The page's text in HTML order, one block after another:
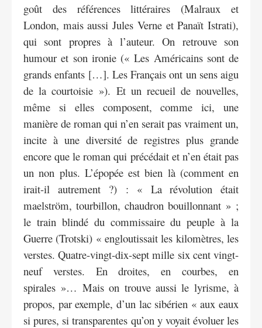
goût des références littéraires (Malraux et
London, mais aussi Jules Verne et Panaït Istrati),
qui sont propres à l’auteur. On retrouve son
humour et son ironie (« Les Américains sont de
grands enfants […]. Les Français ont un sens aigu
de la courtoisie »). Et un recueil de nouvelles,
même si elles composent, comme ici, une
manière de roman qui n’en serait pas vraiment un,
incite à une diversité de registres plus grande
encore que le roman qui précédait et n’en était pas
un non plus. L’épopée est bien là (comment en
irait-il autrement ?) : « La révolution était
maelström, tourbillon, chaudron bouillonnant » ;
le train blindé du commissaire du peuple à la
Guerre (Trotski) « engloutissait les kilomètres, les
verstes. Quatre-vingt-dix-sept mille six cent vingt-
neuf verstes. En droites, en courbes, en
spirales »… Mais on trouve aussi le lyrisme, à
propos, par exemple, d’un lac sibérien « aux eaux
si pures, si transparentes qu’on y voyait évoluer les